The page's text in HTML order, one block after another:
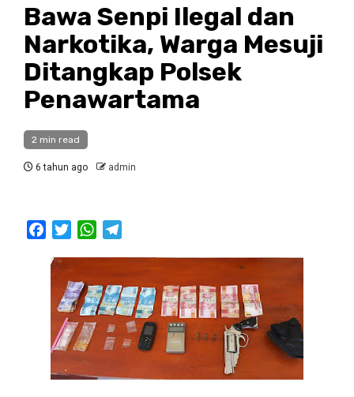
Bawa Senpi Ilegal dan
Narkotika, Warga Mesuji
Ditangkap Polsek
Penawartama
2 min read
6 tahun ago admin
FacebookTwitterWhatsApp